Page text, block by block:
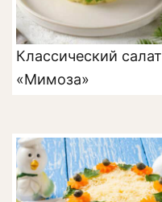
Классический салат
«Мимоза»